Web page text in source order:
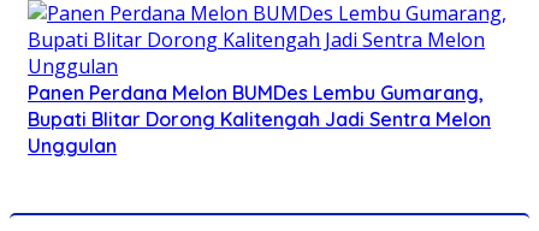
Panen Perdana Melon BUMDes Lembu Gumarang,
Bupati Blitar Dorong Kalitengah Jadi Sentra Melon
Unggulan